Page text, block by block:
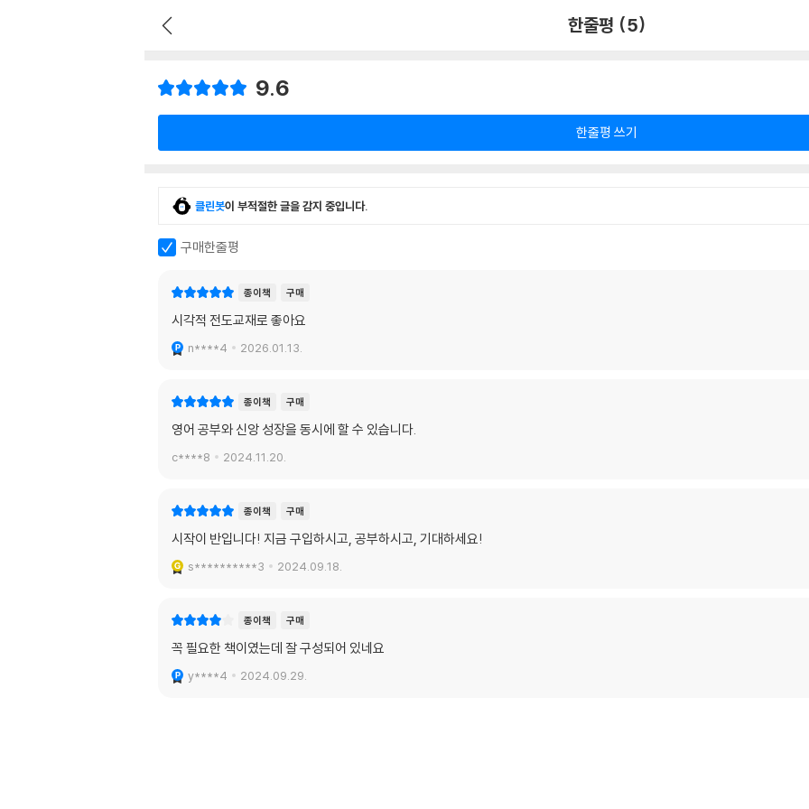
한줄평 (5)
9.6
한줄평 쓰기
클린봇이 부적절한 글을 감지 중입니다.
구매한줄평
종이책 구매
시각적 전도교재로 좋아요
n****4 2026.01.13.
종이책 구매
영어 공부와 신앙 성장을 동시에 할 수 있습니다.
c****8 2024.11.20.
종이책 구매
시작이 반입니다! 지금 구입하시고, 공부하시고, 기대하세요!
s**********3 2024.09.18.
종이책 구매
꼭 필요한 책이였는데 잘 구성되어 있네요
y****4 2024.09.29.